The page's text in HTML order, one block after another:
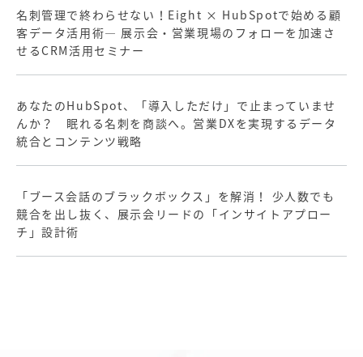
名刺管理で終わらせない！Eight × HubSpotで始める顧
客データ活用術― 展示会・営業現場のフォローを加速さ
せるCRM活用セミナー
あなたのHubSpot、「導入しただけ」で止まっていませ
んか？ 眠れる名刺を商談へ。営業DXを実現するデータ
統合とコンテンツ戦略
「ブース会話のブラックボックス」を解消！ 少人数でも
競合を出し抜く、展示会リードの「インサイトアプロー
チ」設計術